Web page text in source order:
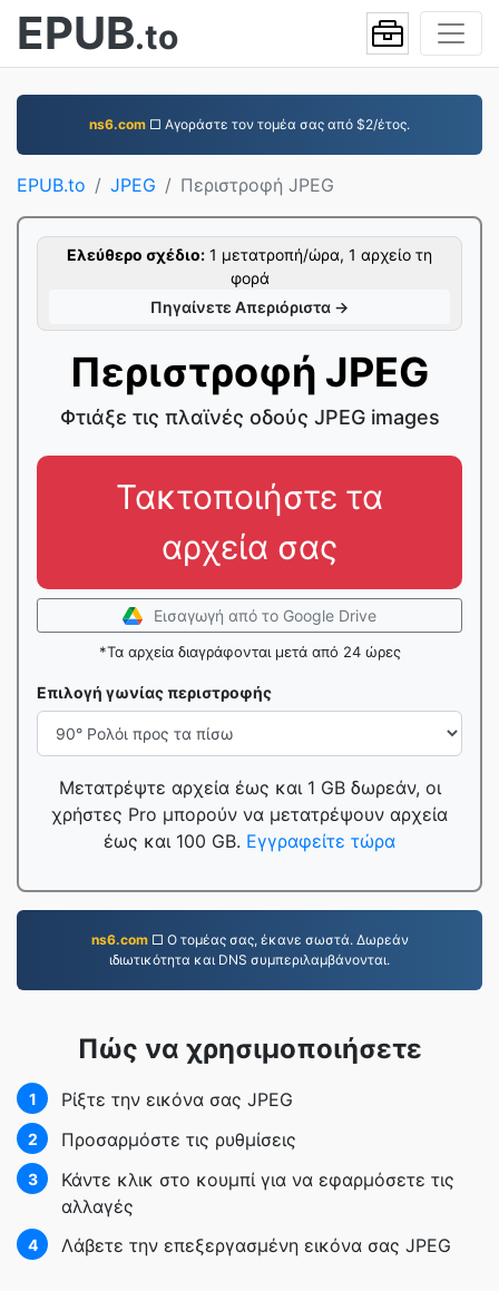
EPUB.to
ns6.com □ Αγοράστε τον τομέα σας από $2/έτος.
EPUB.to JPEG Περιστροφή JPEG
Ελεύθερο σχέδιο: 1 μετατροπή/ώρα, 1 αρχείο τη
φορά
Πηγαίνετε Απεριόριστα →
Περιστροφή JPEG
Φτιάξε τις πλαϊνές οδούς JPEG images
Τακτοποιήστε τα
αρχεία σας
Εισαγωγή από το Google Drive
*Τα αρχεία διαγράφονται μετά από 24 ώρες
Επιλογή γωνίας περιστροφής
Μετατρέψτε αρχεία έως και 1 GB δωρεάν, οι
χρήστες Pro μπορούν να μετατρέψουν αρχεία
έως και 100 GB. Εγγραφείτε τώρα
ns6.com□ Ο τομέας σας, έκανε σωστά. Δωρεάν
ιδιωτικότητα και DNS συμπεριλαμβάνονται.
Πώς να χρησιμοποιήσετε
1 Ρίξτε την εικόνα σας JPEG
2 Προσαρμόστε τις ρυθμίσεις
3
Κάντε κλικ στο κουμπί για να εφαρμόσετε τις
αλλαγές
4 Λάβετε την επεξεργασμένη εικόνα σας JPEG